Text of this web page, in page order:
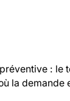
: le
la demande